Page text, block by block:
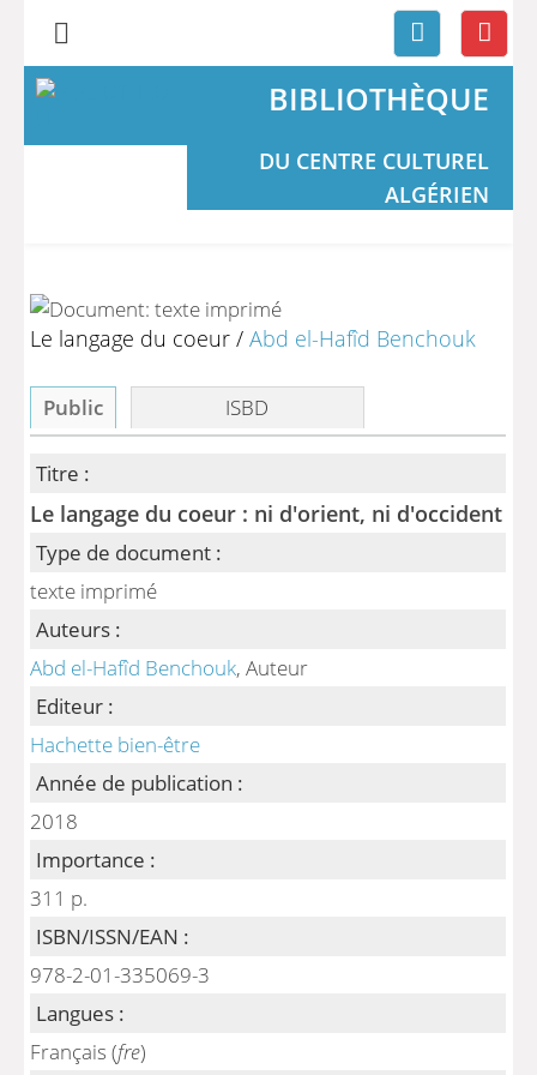
BIBLIOTHÈQUE
DU CENTRE CULTUREL
ALGÉRIEN
Le langage du coeur /Abd el-Hafîd Benchouk
Public ISBD
Titre :
Le langage du coeur : ni d'orient, ni d'occident
Type de document :
texte imprimé
Auteurs :
Abd el-Hafîd Benchouk, Auteur
Editeur :
Hachette bien-être
Année de publication :
2018
Importance :
311 p.
ISBN/ISSN/EAN :
978-2-01-335069-3
Langues :
Français (fre)